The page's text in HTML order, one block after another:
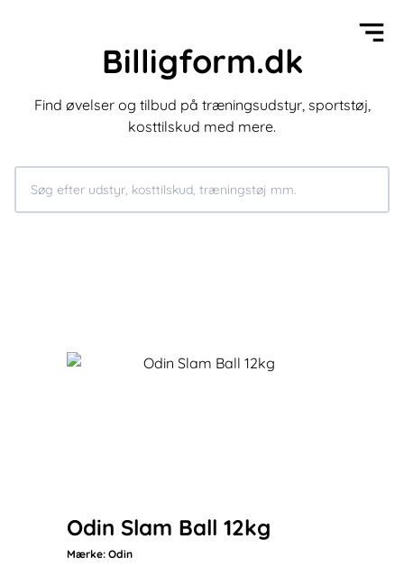
Billigform.dk
Find øvelser og tilbud på træningsudstyr, sportstøj,
kosttilskud med mere.
Odin Slam Ball 12kg
Mærke: Odin